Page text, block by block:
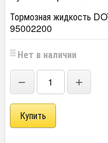
Тормозная жидкость
95002200
Нет в наличии
− +